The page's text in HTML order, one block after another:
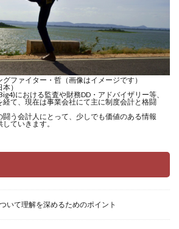
グファイター・哲（画像はイメージです）
）
における監査や財務DD・アドバイザリー等、
経て、現在は事業会社にて主に制度会計と格闘
闘う会計人にとって、少しでも価値のある情報
ていきます。
いて理解を深めるためのポイント